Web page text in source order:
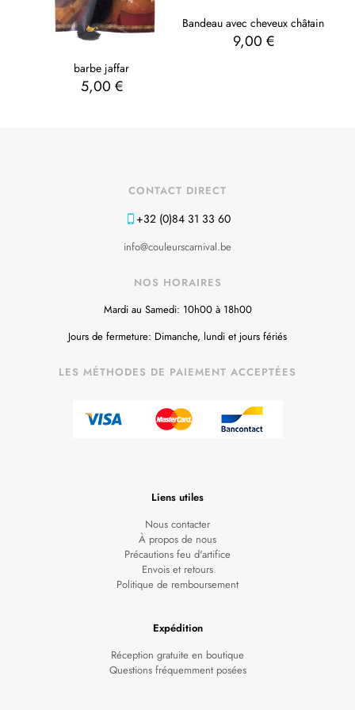
barbe jaffar
5,00 €
Bandeau avec cheveux châtain
9,00 €
CONTACT DIRECT
+32 (0)84 31 33 60
info@couleurscarnival.be
NOS HORAIRES
Mardi au Samedi: 10h00 à 18h00
Jours de fermeture: Dimanche, lundi et jours fériés
LES MÉTHODES DE PAIEMENT ACCEPTÉES
Liens utiles
Nous contacter
À propos de nous
Précautions feu d'artifice
Envois et retours
Politique de remboursement
Expédition
Réception gratuite en boutique
Questions fréquemment posées